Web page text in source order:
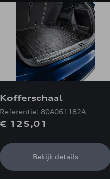
Kofferschaal
Referentie: 80A061182A
€ 125,01
Bekijk details